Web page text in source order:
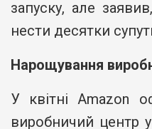
запуску, але
нести десятки
Нарощування
У квітні Amazon
виробничий центр